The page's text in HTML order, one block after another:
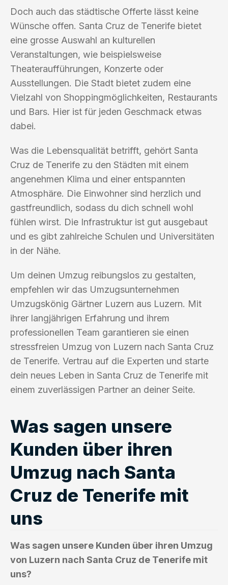
Doch auch das städtische Offerte lässt keine
Wünsche offen. Santa Cruz de Tenerife bietet
eine grosse Auswahl an kulturellen
Veranstaltungen, wie beispielsweise
Theateraufführungen, Konzerte oder
Ausstellungen. Die Stadt bietet zudem eine
Vielzahl von Shoppingmöglichkeiten, Restaurants
und Bars. Hier ist für jeden Geschmack etwas
dabei.
Was die Lebensqualität betrifft, gehört Santa
Cruz de Tenerife zu den Städten mit einem
angenehmen Klima und einer entspannten
Atmosphäre. Die Einwohner sind herzlich und
gastfreundlich, sodass du dich schnell wohl
fühlen wirst. Die Infrastruktur ist gut ausgebaut
und es gibt zahlreiche Schulen und Universitäten
in der Nähe.
Um deinen Umzug reibungslos zu gestalten,
empfehlen wir das Umzugsunternehmen
Umzugskönig Gärtner Luzern aus Luzern. Mit
ihrer langjährigen Erfahrung und ihrem
professionellen Team garantieren sie einen
stressfreien Umzug von Luzern nach Santa Cruz
de Tenerife. Vertrau auf die Experten und starte
dein neues Leben in Santa Cruz de Tenerife mit
einem zuverlässigen Partner an deiner Seite.
Was sagen unsere
Kunden über ihren
Umzug nach Santa
Cruz de Tenerife mit
uns
Was sagen unsere Kunden über ihren Umzug
von Luzern nach Santa Cruz de Tenerife mit
uns?